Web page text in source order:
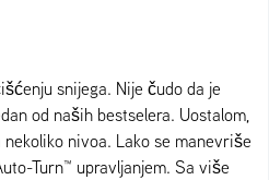
snijega. Nije čudo da je
od naših bestselera. Uostalom,
nivoa. Lako se manevriše
Turn™ upravljanjem. Sa više